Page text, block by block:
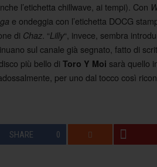
l’etichetta chillwave, ai tempi). Con
e ondeggia con l’etichetta DOCG
di Chaz. “Lilly“, invece, sembra
sul canale già segnato, fatto di
più bello di Toro Y Moi sarà quello
per uno dal tocco così
SHARE 0